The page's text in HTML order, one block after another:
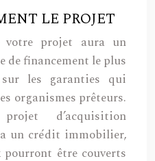
LE PROJET
votre projet aura un
de financement le plus
les garanties qui
organismes prêteurs.
d’acquisition
un crédit immobilier,
être couverts